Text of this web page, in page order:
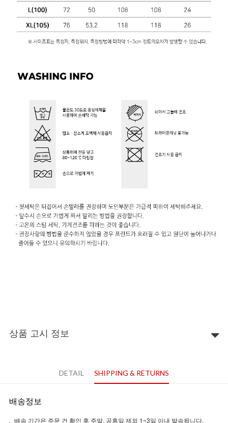
상품 고시 정보
DETAIL SHIPPING & RETURNS
배송정보
배송 기간은 주문 건 확인 후 주말, 공휴일 제외 1~3일 이내 발송됩니다.